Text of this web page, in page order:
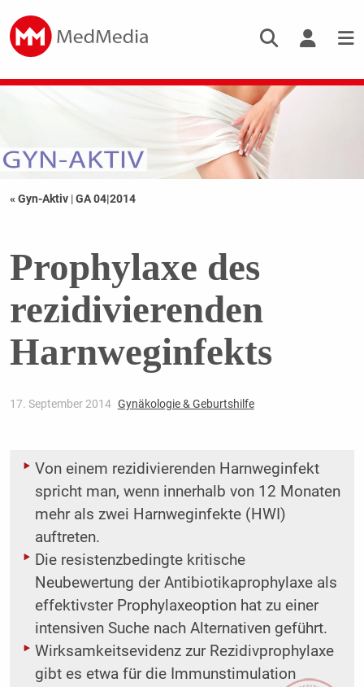
« Gyn-Aktiv |GA 04|2014
Prophylaxe des
rezidivierenden
Harnweginfekts
17. September 2014 Gynäkologie & Geburtshilfe
Von einem rezidivierenden Harnweginfekt
spricht man, wenn innerhalb von 12 Monaten
mehr als zwei Harnweginfekte (HWI)
auftreten.
Die resistenzbedingte kritische
Neubewertung der Antibiotikaprophylaxe als
effektivster Prophylaxeoption hat zu einer
intensiven Suche nach Alternativen geführt.
Wirksamkeitsevidenz zur Rezidivprophylaxe
gibt es etwa für die Immunstimulation